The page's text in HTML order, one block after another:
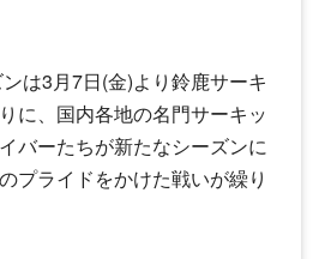
は3月7日(金)より鈴鹿サーキ
に、国内各地の名門サーキッ
バーたちが新たなシーズンに
プライドをかけた戦いが繰り